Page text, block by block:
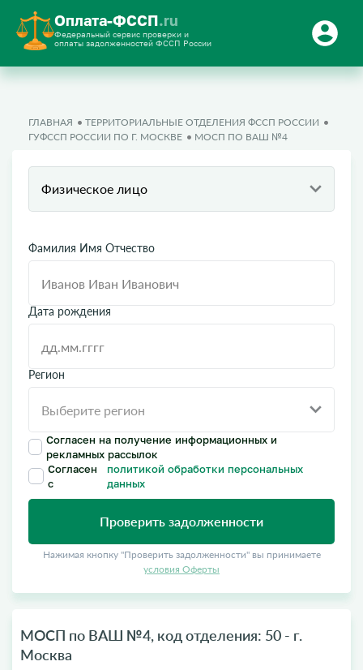
Оплата-ФССП.ru
Федеральный сервис проверки и
оплаты задолженностей ФССП России
ГЛАВНАЯ
ТЕРРИТОРИАЛЬНЫЕ ОТДЕЛЕНИЯ ФССП РОССИИ
ГУФССП РОССИИ ПО Г. МОСКВЕ
МОСП ПО ВАШ №4
Физическое лицо
Фамилия Имя Отчество
Дата рождения
Регион
Согласен на получение информационных и
рекламных рассылок
Согласен
с
политикой обработки персональных
данных
Проверить задолженности
Нажимая кнопку "Проверить задолженности" вы принимаете
условия Оферты
МОСП по ВАШ №4, код отделения: 50 - г.
Москва